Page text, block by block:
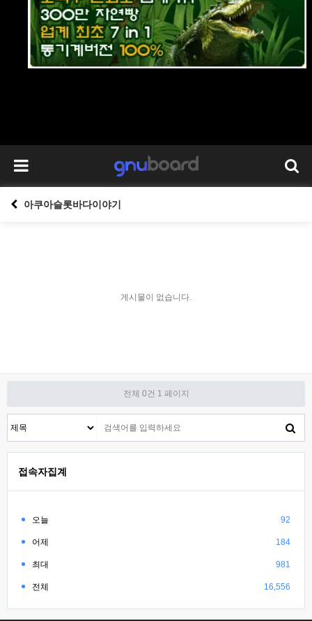
아쿠아슬롯바다이야기
게시물이 없습니다.
전체 0건 1 페이지
접속자집계
오늘 92
어제 184
최대 981
전체 16,556